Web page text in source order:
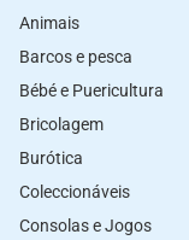
Animais
Barcos e pesca
Bébé e Puericultura
Bricolagem
Burótica
Coleccionáveis
Consolas e Jogos